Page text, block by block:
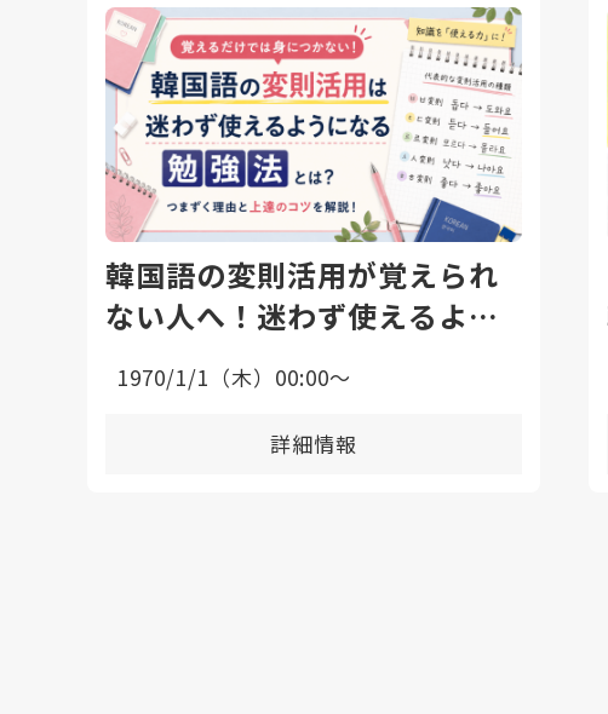
韓国語の変則活用が覚えられ
ない人へ！迷わず使えるよう
1970/1/1（木）00:00〜
詳細情報